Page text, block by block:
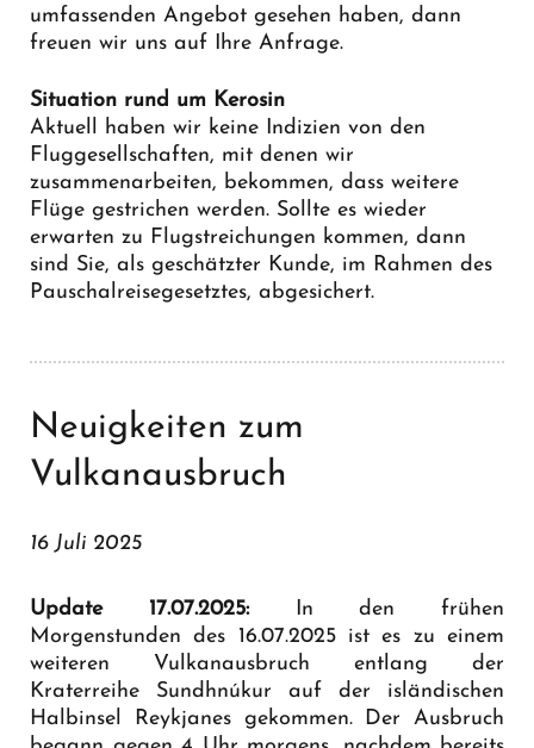
umfassenden Angebot gesehen haben, dann
freuen wir uns auf Ihre Anfrage.
Situation rund um Kerosin
Aktuell haben wir keine Indizien von den
Fluggesellschaften, mit denen wir
zusammenarbeiten, bekommen, dass weitere
Flüge gestrichen werden. Sollte es wieder
erwarten zu Flugstreichungen kommen, dann
sind Sie, als geschätzter Kunde, im Rahmen des
Pauschalreisegesetztes, abgesichert.
Neuigkeiten zum
Vulkanausbruch
16 Juli 2025
Update 17.07.2025:
In den frühen
Morgenstunden des 16.07.2025 ist es zu einem
weiteren Vulkanausbruch entlang der
Kraterreihe Sundhnúkur auf der isländischen
Halbinsel Reykjanes gekommen. Der Ausbruch